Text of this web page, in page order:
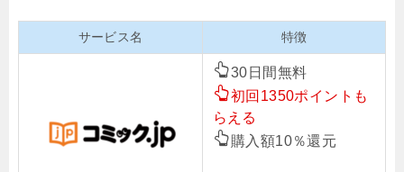
サービス名 特徴
30日間無料
初回1350ポイントも
らえる
購入額10％還元